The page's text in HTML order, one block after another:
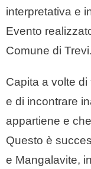
interpretativa e
Evento
Comune di Trevi.
Capita a volte di
e di incontrare
appartiene e
Questo è
e Mangalavite,